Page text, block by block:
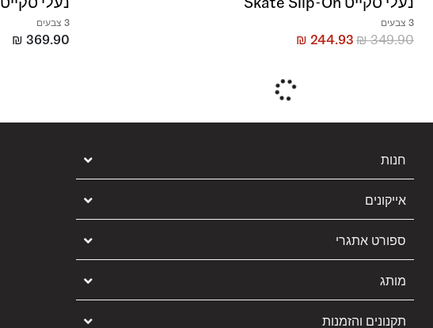
3 צבעים
₪349.90
₪ 244.93
3 צבעים
₪ 369.90
חנות
אייקונים
ספורט אתגרי
מותג
תקנונים והזמנות